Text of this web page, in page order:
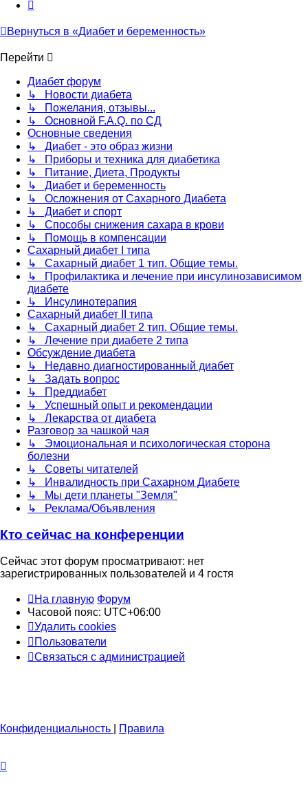
Вернуться в «Диабет и беременность»
Перейти
Диабет форум
↳ Новости диабета
↳ Пожелания, отзывы...
↳ Основной F.A.Q. по СД
Основные сведения
↳ Диабет - это образ жизни
↳ Приборы и техника для диабетика
↳ Питание, Диета, Продукты
↳ Диабет и беременность
↳ Осложнения от Сахарного Диабета
↳ Диабет и спорт
↳ Способы снижения сахара в крови
↳ Помощь в компенсации
Сахарный диабет I типа
↳ Сахарный диабет 1 тип. Общие темы.
↳ Профилактика и лечение при инсулинозависимом
диабете
↳ Инсулинотерапия
Сахарный диабет II типа
↳ Сахарный диабет 2 тип. Общие темы.
↳ Лечение при диабете 2 типа
Обсуждение диабета
↳ Недавно диагностированный диабет
↳ Задать вопрос
↳ Преддиабет
↳ Успешный опыт и рекомендации
↳ Лекарства от диабета
Разговор за чашкой чая
↳ Эмоциональная и психологическая сторона
болезни
↳ Советы читателей
↳ Инвалидность при Сахарном Диабете
↳ Мы дети планеты "Земля"
↳ Реклама/Объявления
Кто сейчас на конференции
Сейчас этот форум просматривают: нет
зарегистрированных пользователей и 4 гостя
На главную Форум
Часовой пояс: UTC+06:00
Удалить cookies
Пользователи
Связаться с администрацией
Конфиденциальность Правила